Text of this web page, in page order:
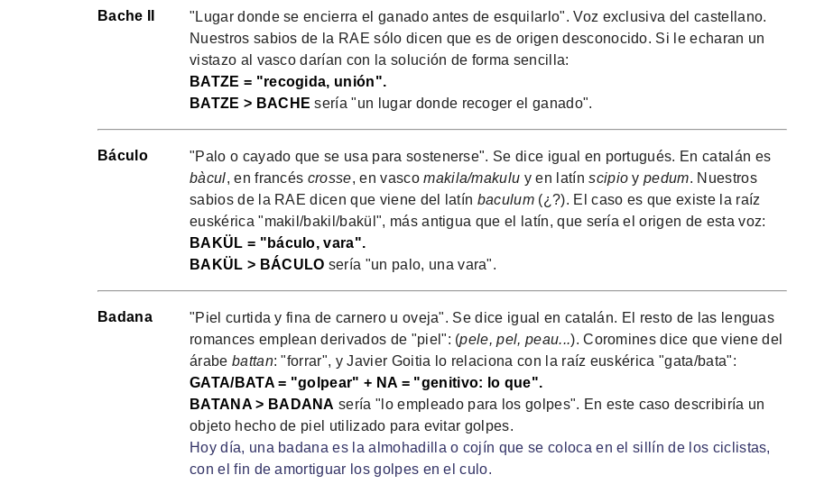
Bache II
"Lugar donde se encierra el ganado antes de esquilarlo". Voz exclusiva del castellano.
Nuestros sabios de la RAE sólo dicen que es de origen desconocido. Si le echaran un
vistazo al vasco darían con la solución de forma sencilla:
BATZE = "recogida, unión".
BATZE > BACHE sería "un lugar donde recoger el ganado".
Báculo
"Palo o cayado que se usa para sostenerse". Se dice igual en portugués. En catalán es
bàcul, en francés crosse, en vascomakila/makulu y en latínscipio ypedum. Nuestros
sabios de la RAE dicen que viene del latín baculum (¿?). El caso es que existe la raíz
euskérica "makil/bakil/bakül", más antigua que el latín, que sería el origen de esta voz:
BAKÜL = "báculo, vara".
BAKÜL > BÁCULO sería "un palo, una vara".
Badana
"Piel curtida y fina de carnero u oveja". Se dice igual en catalán. El resto de las lenguas
romances emplean derivados de "piel": (pele, pel, peau...). Coromines dice que viene del
árabe battan: "forrar", y Javier Goitia lo relaciona con la raíz euskérica "gata/bata":
GATA/BATA = "golpear" + NA = "genitivo: lo que".
BATANA > BADANA sería "lo empleado para los golpes". En este caso describiría un
objeto hecho de piel utilizado para evitar golpes.
Hoy día, una badana es la almohadilla o cojín que se coloca en el sillín de los ciclistas,
con el fin de amortiguar los golpes en el culo.